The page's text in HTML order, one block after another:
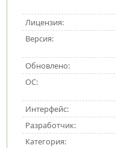
Лицензия:
Версия:
Обновлено:
ОС:
Интерфейс:
Разработчик:
Категория: